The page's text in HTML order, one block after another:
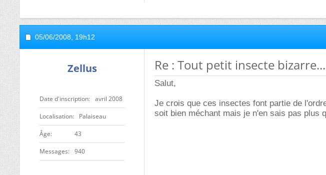
05/06/2008, 19h12
Zellus
Date d'inscription avril 2008
Localisation Palaiseau
ge 43
Messages 940
Re : Tout petit insecte bizarre...
Salut,
Je crois que ces insectes font partie de
soit bien méchant mais je n'en sais pas plus